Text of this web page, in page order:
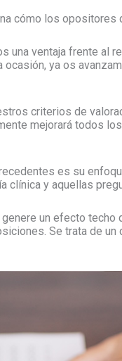
cómo los opositores
una ventaja frente al
ya os
criterios de
mejorará todos
es su
clínica y aquellas
un efecto
Se trata de un